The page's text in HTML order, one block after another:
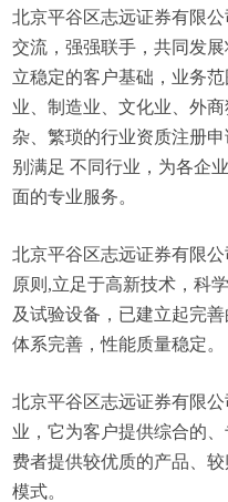
北京平谷区志远证券有限
交流，强强联手，共同发
立稳定的客户基础，业务
业、制造业、文化业、外
杂、繁琐的行业资质注册
别满足 不同行业，为各企
面的专业服务。
北京平谷区志远证券有限
原则,立足于高新技术，科
及试验设备，已建立起完
体系完善，性能质量稳定。
北京平谷区志远证券有限
业，它为客户提供综合的
费者提供较优质的产品、
模式。